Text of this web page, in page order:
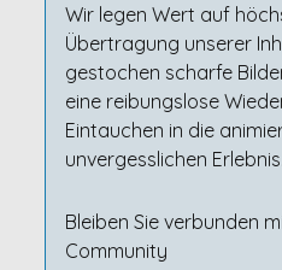
Wir legen Wert auf
Übertragung unserer
gestochen scharfe
eine reibungslose
Eintauchen in die
unvergesslichen Erlebnis.
Bleiben Sie verbunden
Community